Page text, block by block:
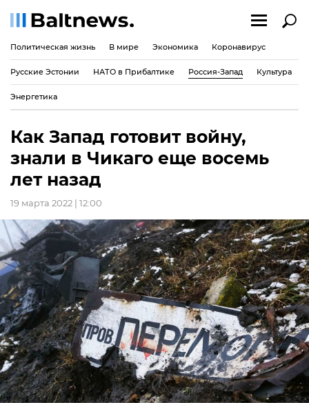
Политическая жизнь В мире Экономика Коронавирус
Русские Эстонии НАТО в Прибалтике Россия-Запад Культура
Энергетика
Как Запад готовит войну,
знали в Чикаго еще восемь
лет назад
19 марта 2022 | 12:00